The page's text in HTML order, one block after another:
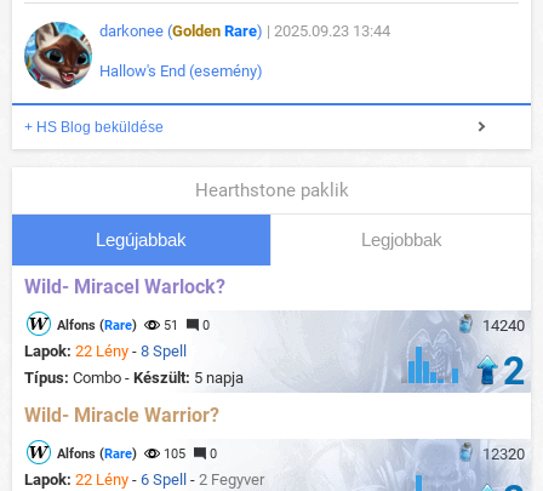
darkonee (Golden Rare) | 2025.09.23 13:44
Hallow's End (esemény)
+ HS Blog beküldése
Hearthstone paklik
Legújabbak Legjobbak
Wild- Miracel Warlock?
14240
Alfons (Rare) 51 0
Lapok: 22 Lény - 8 Spell
Típus: Combo - Készült: 5 napja 2
Wild- Miracle Warrior?
12320
Alfons (Rare) 105 0
Lapok: 22 Lény - 6 Spell - 2 Fegyver